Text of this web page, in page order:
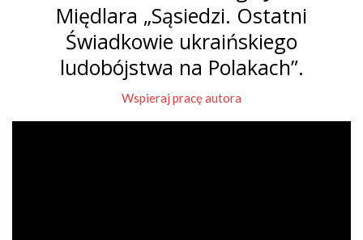
Międlara „Sąsiedzi. Ostatni
Świadkowie ukraińskiego
ludobójstwa na Polakach”.
Wspieraj pracę autora